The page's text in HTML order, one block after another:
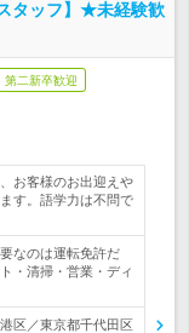
タッフ】★未経験歓
第二新卒歓迎
お客様のお出迎えや
す。語学力は不問で
なのは運転免許だ
・清掃・営業・ディ
区／東京都千代田区